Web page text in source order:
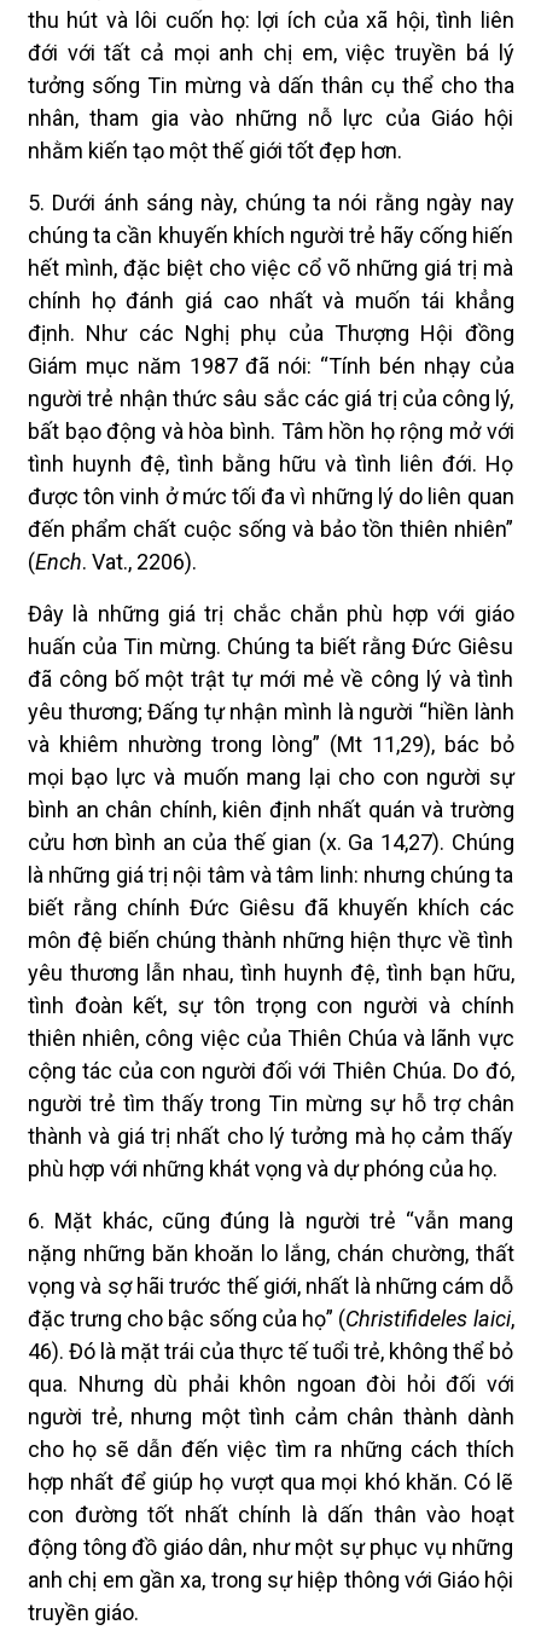
thu hút và lôi cuốn họ: lợi ích của xã hội, tình liên
đới với tất cả mọi anh chị em, việc truyền bá lý
tưởng sống Tin mừng và dấn thân cụ thể cho tha
nhân, tham gia vào những nỗ lực của Giáo hội
nhằm kiến tạo một thế giới tốt đẹp hơn.
5. Dưới ánh sáng này, chúng ta nói rằng ngày nay
chúng ta cần khuyến khích người trẻ hãy cống hiến
hết mình, đặc biệt cho việc cổ võ những giá trị mà
chính họ đánh giá cao nhất và muốn tái khẳng
định. Như các Nghị phụ của Thượng Hội đồng
Giám mục năm 1987 đã nói: “Tính bén nhạy của
người trẻ nhận thức sâu sắc các giá trị của công lý,
bất bạo động và hòa bình. Tâm hồn họ rộng mở với
tình huynh đệ, tình bằng hữu và tình liên đới. Họ
được tôn vinh ở mức tối đa vì những lý do liên quan
đến phẩm chất cuộc sống và bảo tồn thiên nhiên”
(Ench. Vat., 2206).
Đây là những giá trị chắc chắn phù hợp với giáo
huấn của Tin mừng. Chúng ta biết rằng Đức Giêsu
đã công bố một trật tự mới mẻ về công lý và tình
yêu thương; Đấng tự nhận mình là người “hiền lành
và khiêm nhường trong lòng” (Mt 11,29), bác bỏ
mọi bạo lực và muốn mang lại cho con người sự
bình an chân chính, kiên định nhất quán và trường
cửu hơn bình an của thế gian (x. Ga 14,27). Chúng
là những giá trị nội tâm và tâm linh: nhưng chúng ta
biết rằng chính Đức Giêsu đã khuyến khích các
môn đệ biến chúng thành những hiện thực về tình
yêu thương lẫn nhau, tình huynh đệ, tình bạn hữu,
tình đoàn kết, sự tôn trọng con người và chính
thiên nhiên, công việc của Thiên Chúa và lãnh vực
cộng tác của con người đối với Thiên Chúa. Do đó,
người trẻ tìm thấy trong Tin mừng sự hỗ trợ chân
thành và giá trị nhất cho lý tưởng mà họ cảm thấy
phù hợp với những khát vọng và dự phóng của họ.
6. Mặt khác, cũng đúng là người trẻ “vẫn mang
nặng những băn khoăn lo lắng, chán chường, thất
vọng và sợ hãi trước thế giới, nhất là những cám dỗ
đặc trưng cho bậc sống của họ” (Christifideles laici,
46). Đó là mặt trái của thực tế tuổi trẻ, không thể bỏ
qua. Nhưng dù phải khôn ngoan đòi hỏi đối với
người trẻ, nhưng một tình cảm chân thành dành
cho họ sẽ dẫn đến việc tìm ra những cách thích
hợp nhất để giúp họ vượt qua mọi khó khăn. Có lẽ
con đường tốt nhất chính là dấn thân vào hoạt
động tông đồ giáo dân, như một sự phục vụ những
anh chị em gần xa, trong sự hiệp thông với Giáo hội
truyền giáo.